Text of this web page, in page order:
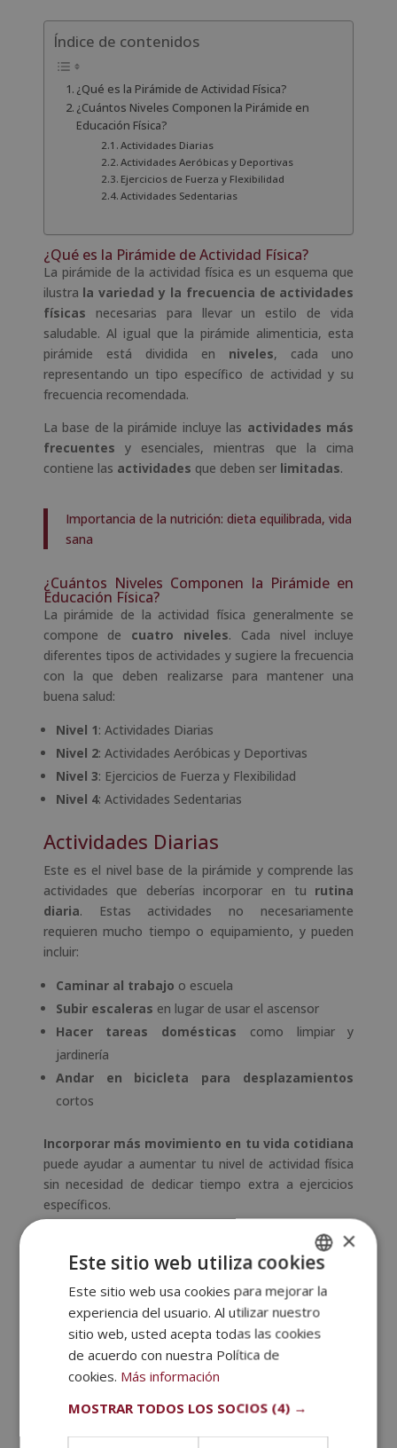
Índice de contenidos
¿Qué es la Pirámide de Actividad Física?
¿Cuántos Niveles Componen la Pirámide en
Educación Física?
Actividades Diarias
Actividades Aeróbicas y Deportivas
Ejercicios de Fuerza y Flexibilidad
Actividades Sedentarias
¿Qué es la Pirámide de Actividad Física?
La pirámide de la actividad física es un esquema que
ilustra la variedad y la frecuencia de actividades
físicas necesarias para llevar un estilo de vida
saludable. Al igual que la pirámide alimenticia, esta
pirámide está dividida en niveles, cada uno
representando un tipo específico de actividad y su
frecuencia recomendada.
La base de la pirámide incluye las actividades más
frecuentes y esenciales, mientras que la cima
contiene las actividades que deben ser limitadas.
Importancia de la nutrición: dieta equilibrada, vida
sana
¿Cuántos Niveles Componen la Pirámide en
Educación Física?
La pirámide de la actividad física generalmente se
compone de cuatro niveles. Cada nivel incluye
diferentes tipos de actividades y sugiere la frecuencia
con la que deben realizarse para mantener una
buena salud:
Nivel 1: Actividades Diarias
Nivel 2: Actividades Aeróbicas y Deportivas
Nivel 3: Ejercicios de Fuerza y Flexibilidad
Nivel 4: Actividades Sedentarias
Actividades Diarias
Este es el nivel base de la pirámide y comprende las
actividades que deberías incorporar en tu rutina
diaria. Estas actividades no necesariamente
requieren mucho tiempo o equipamiento, y pueden
incluir:
Caminar al trabajo o escuela
Subir escaleras en lugar de usar el ascensor
Hacer tareas domésticas como limpiar y
jardinería
Andar en bicicleta para desplazamientos
cortos
Incorporar más movimiento en tu vida cotidiana
puede ayudar a aumentar tu nivel de actividad física
sin necesidad de dedicar tiempo extra a ejercicios
específicos.
Actividades Aeróbicas y
Deportivas
Para este nivel, hayactividades que aumentan tu
ritmo cardíaco
y mejoran tu salud cardiovascular.
Algunas de estas actividades son:
Correro trotar
Nadar
Bailar
SPANISH
PORTUGUESE
×
Este sitio web utiliza cookies
Este sitio web usa cookies para mejorar la
experiencia del usuario. Al utilizar nuestro
sitio web, usted acepta todas las cookies
de acuerdo con nuestra Política de
cookies. Más información
MOSTRAR TODOS LOS SOCIOS (4) →